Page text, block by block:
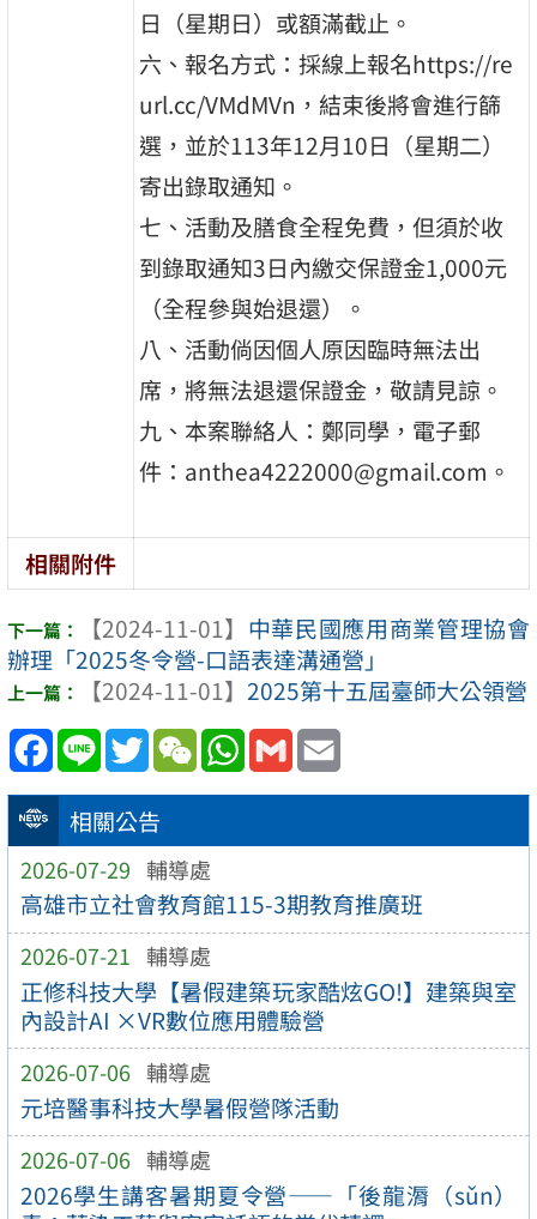
相關公告
2026-07-29 輔導處
高雄市立社會教育館115-3期教育推廣班
2026-07-21 輔導處
正修科技大學【暑假建築玩家酷炫GO!】建築與室
內設計AI ×VR數位應用體驗營
2026-07-06 輔導處
元培醫事科技大學暑假營隊活動
2026-07-06 輔導處
2026學生講客暑期夏令營——「後龍漘（sǔn）
日（星期日）或額滿截止。
六、報名方式：採線上報名https://re
url.cc/VMdMVn，結束後將會進行篩
選，並於113年12月10日（星期二）
寄出錄取通知。
七、活動及膳食全程免費，但須於收
到錄取通知3日內繳交保證金1,000元
（全程參與始退還）。
八、活動倘因個人原因臨時無法出
席，將無法退還保證金，敬請見諒。
九、本案聯絡人：鄭同學，電子郵
件：anthea4222000@gmail.com。
相關附件
【2024-11-01】 中華民國應用商業管理協會
辦理「2025冬令營-口語表達溝通營」
【2024-11-01】 2025第十五屆臺師大公領營
Facebook
Line TwitterWeChatWhatsApp
Gmail